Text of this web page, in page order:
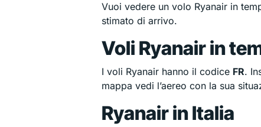
Vuoi vedere un volo Ryanair in
stimato di arrivo.
Voli Ryanair in
I voli Ryanair hanno il codice FR.
mappa vedi l’aereo con la sua
Ryanair in Italia